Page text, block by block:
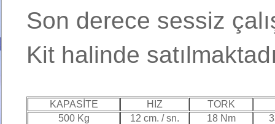
Son derece sessiz
Kit halinde
KAPASİTE HIZ
TORK
500 Kg
12 cm. / sn. 18 Nm